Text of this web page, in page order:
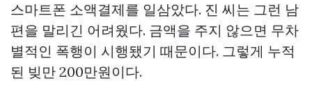
스마트폰 소액결제를 일삼았다. 진 씨는 그런 남
편을 말리긴 어려웠다. 금액을 주지 않으면 무차
별적인 폭행이 시행됐기 때문이다. 그렇게 누적
된 빚만 200만원이다.